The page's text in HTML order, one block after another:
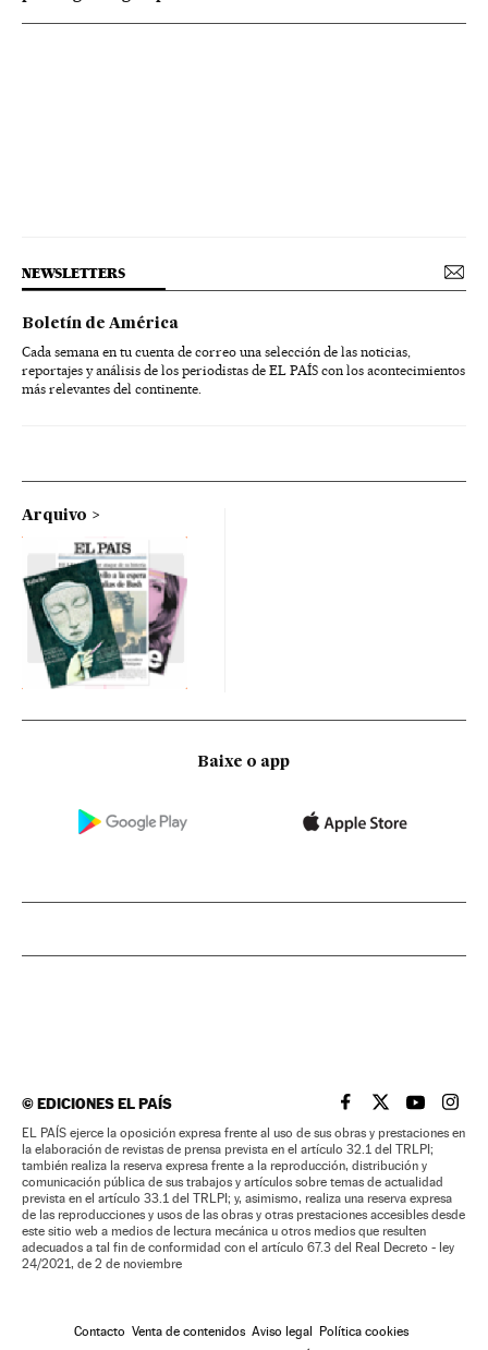
NEWSLETTERS
Boletín de América
Cada semana en tu cuenta de correo una selección de las noticias,
reportajes y análisis de los periodistas de EL PAÍS con los acontecimientos
más relevantes del continente.
Arquivo
Baixe o app
©EDICIONES EL PAÍS EL PAÍS BRASIL EN
EL PAÍSEL PAÍS
EL
EL PAÍS ejerce la oposición expresa frente al uso de sus obras y prestaciones en
la elaboración de revistas de prensa prevista en el artículo 32.1 del TRLPI;
también realiza la reserva expresa frente a la reproducción, distribución y
comunicación pública de sus trabajos y artículos sobre temas de actualidad
prevista en el artículo 33.1 del TRLPI; y, asimismo, realiza una reserva expresa
de las reproducciones y usos de las obras y otras prestaciones accesibles desde
este sitio web a medios de lectura mecánica u otros medios que resulten
adecuados a tal fin de conformidad con el artículo 67.3 del Real Decreto - ley
24/2021, de 2 de noviembre
Contacto Venta de contenidos Aviso legal
Política cookies